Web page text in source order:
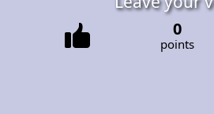
0
points